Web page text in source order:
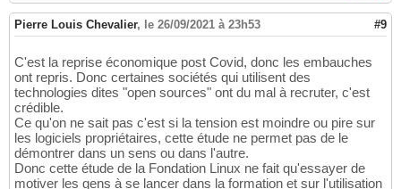
Pierre Louis Chevalier, le 26/09/2021 à 23h53 #9
C'est la reprise économique post Covid, donc les embauches
ont repris. Donc certaines sociétés qui utilisent des
technologies dites "open sources" ont du mal à recruter, c'est
crédible.
Ce qu'on ne sait pas c'est si la tension est moindre ou pire sur
les logiciels propriétaires, cette étude ne permet pas de le
démontrer dans un sens ou dans l'autre.
Donc cette étude de la Fondation Linux ne fait qu'essayer de
motiver les gens à se lancer dans la formation et sur l'utilisation